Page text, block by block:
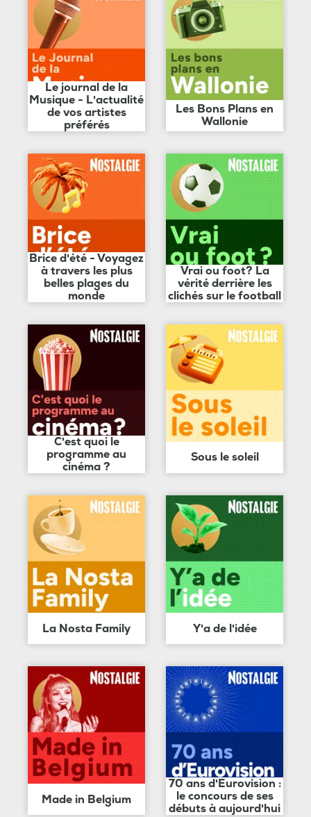
Le journal de la
Musique - L'actualité
de vos artistes
préférés
Les Bons Plans en
Wallonie
Brice d'été - Voyagez
à travers les plus
belles plages du
monde
Vrai ou foot? La
vérité derrière les
clichés sur le football
C'est quoi le
programme au
cinéma ?
Sous le soleil
La Nosta Family Y'a de l'idée
Made in Belgium
70 ans d'Eurovision :
le concours de ses
débuts à aujourd'hui